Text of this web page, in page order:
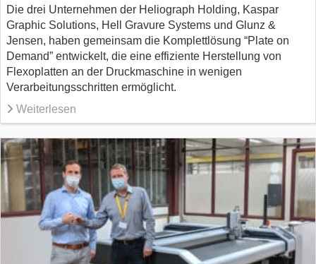
Die drei Unternehmen der Heliograph Holding, Kaspar
Graphic Solutions, Hell Gravure Systems und Glunz &
Jensen, haben gemeinsam die Komplettlösung “Plate on
Demand” entwickelt, die eine effiziente Herstellung von
Flexoplatten an der Druckmaschine in wenigen
Verarbeitungsschritten ermöglicht.
Weiterlesen